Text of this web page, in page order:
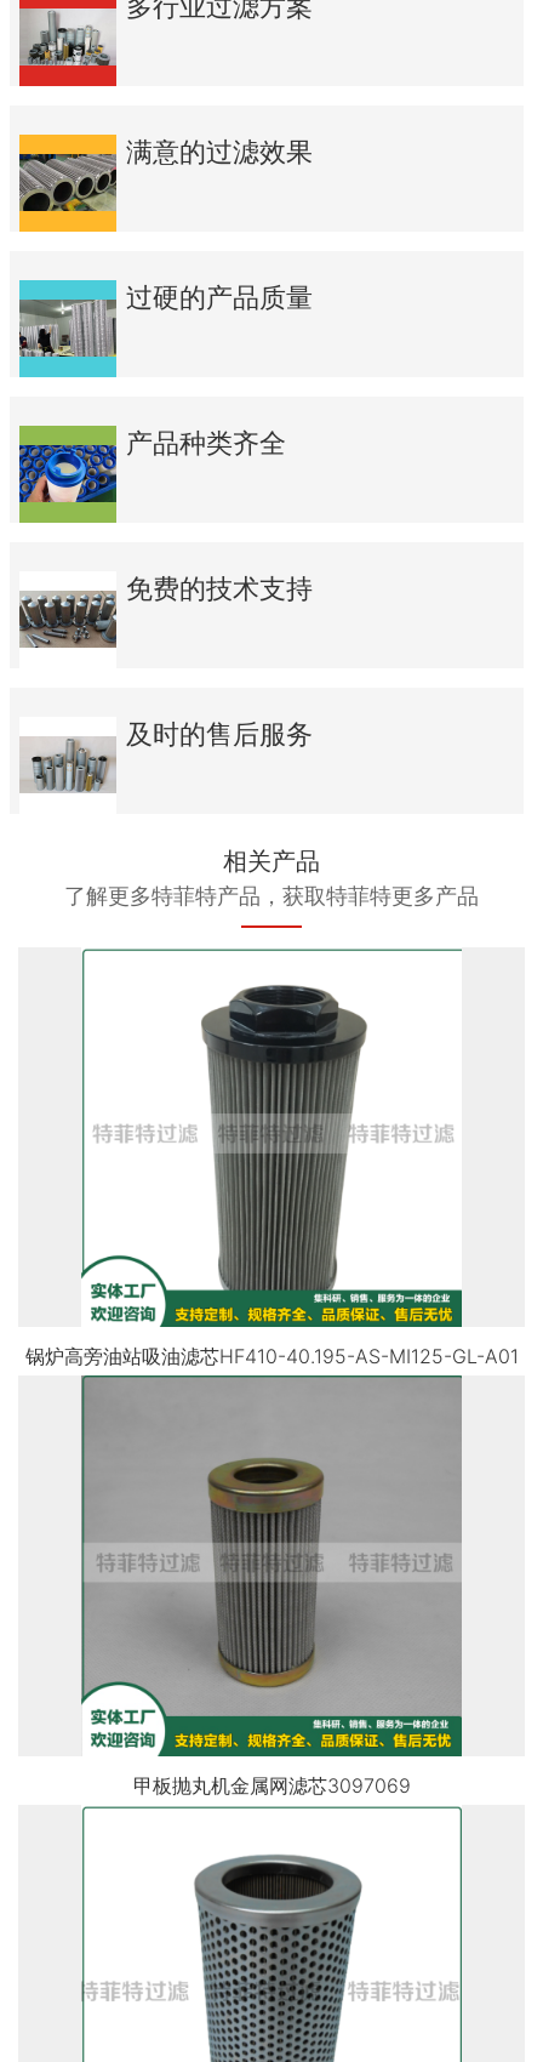
满意的过滤效果
过硬的产品质量
产品种类齐全
免费的技术支持
及时的售后服务
相关产品
了解更多特菲特产品，获取特菲特更多产品
锅炉高旁油站吸油滤芯HF410-40.195-AS-MI125-GL-A01
甲板抛丸机金属网滤芯3097069